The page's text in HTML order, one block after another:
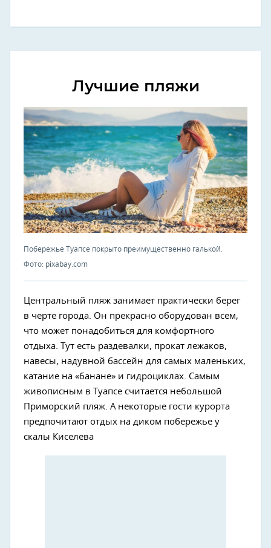
Лучшие пляжи
Побережье Туапсе покрыто преимущественно галькой.
Фото: pixabay.com
Центральный пляж занимает практически берег
в черте города. Он прекрасно оборудован всем,
что может понадобиться для комфортного
отдыха. Тут есть раздевалки, прокат лежаков,
навесы, надувной бассейн для самых маленьких,
катание на «банане» и гидроциклах. Самым
живописным в Туапсе считается небольшой
Приморский пляж. А некоторые гости курорта
предпочитают отдых на диком побережье у
скалы Киселева